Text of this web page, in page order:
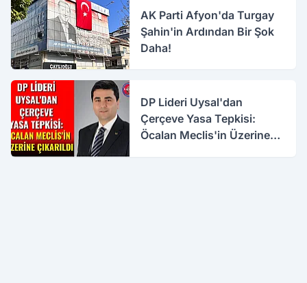
AK Parti Afyon'da Turgay
Şahin'in Ardından Bir Şok
Daha!
DP Lideri Uysal'dan
Çerçeve Yasa Tepkisi:
Öcalan Meclis'in Üzerine